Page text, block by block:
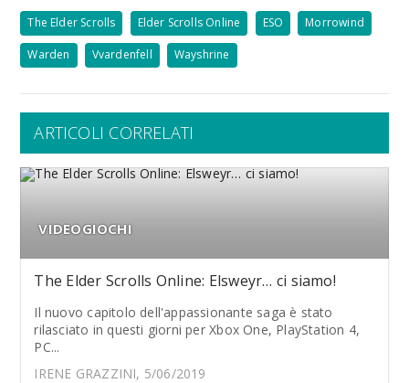
The Elder Scrolls Elder Scrolls Online ESO Morrowind
Warden Vvardenfell Wayshrine
ARTICOLI CORRELATI
VIDEOGIOCHI
The Elder Scrolls Online: Elsweyr… ci siamo!
Il nuovo capitolo dell'appassionante saga è stato
rilasciato in questi giorni per Xbox One, PlayStation 4,
PC...
IRENE GRAZZINI, 5/06/2019